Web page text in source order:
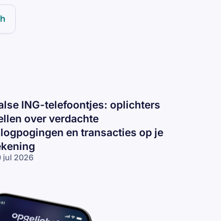
ING-telefoontjes: oplichters
over verdachte
en transacties op je
jul 2026
over